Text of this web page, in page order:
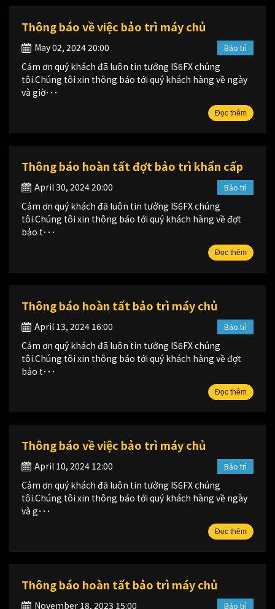
Thông báo về việc bảo trì máy chủ
May 02, 2024 20:00
Cảm ơn quý khách đã luôn tin tưởng IS6FX chúng
tôi.Chúng tôi xin thông báo tới quý khách hàng về ngày
và giờ･･･
Đọc thêm
Bảo trì
Thông báo hoàn tất đợt bảo trì khẩn cấp
April 30, 2024 20:00
Cảm ơn quý khách đã luôn tin tưởng IS6FX chúng
tôi.Chúng tôi xin thông báo tới quý khách hàng về đợt
bảo t･･･
Đọc thêm
Bảo trì
Thông báo hoàn tất bảo trì máy chủ
April 13, 2024 16:00
Cảm ơn quý khách đã luôn tin tưởng IS6FX chúng
tôi.Chúng tôi xin thông báo tới quý khách hàng về đợt
bảo t･･･
Đọc thêm
Bảo trì
Thông báo về việc bảo trì máy chủ
April 10, 2024 12:00
Cảm ơn quý khách đã luôn tin tưởng IS6FX chúng
tôi.Chúng tôi xin thông báo tới quý khách hàng về ngày
và g･･･
Đọc thêm
Bảo trì
Thông báo hoàn tất bảo trì máy chủ
November 18, 2023 15:00 Bảo trì